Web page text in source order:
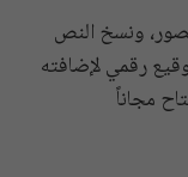
ونسخ النص
رقمي لإضافته
مجاناً